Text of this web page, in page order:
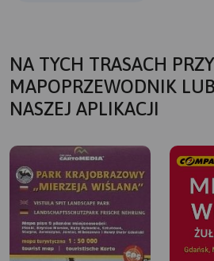
NA TYCH TRASACH
MAPOPRZEWODNIK
NASZEJ APLIKACJI